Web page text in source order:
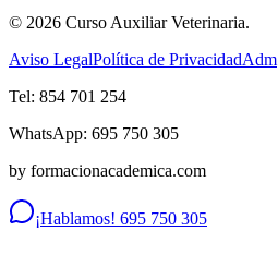
© 2026 Curso Auxiliar Veterinaria.
Aviso LegalPolítica de PrivacidadAdm
Tel: 854 701 254
WhatsApp: 695 750 305
by formacionacademica.com
¡Hablamos! 695 750 305